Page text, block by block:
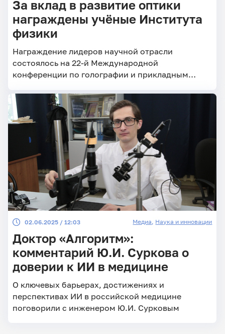
За вклад в развитие оптики
награждены учёные Института
физики
Награждение лидеров научной отрасли
состоялось на 22-й Международной
конференции по голографии и прикладным
02.06.2025 / 12:03 Медиа, Наука и инновации
Доктор «Алгоритм»:
комментарий Ю.И. Суркова о
доверии к ИИ в медицине
О ключевых барьерах, достижениях и
перспективах ИИ в российской медицине
поговорили с инженером Ю.И. Сурковым